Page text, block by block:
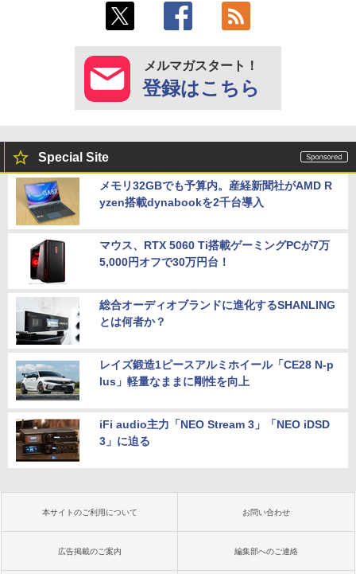
メルマガスタート！
登録はこちら
Special Site
メモリ32GBでも予算内。産経新聞社がAMD R
yzen搭載dynabookを2千台導入
マウス、RTX 5060 Ti搭載ゲーミングPCが7万
5,000円オフで30万円台！
総合オーディオブランドに進化するSHANLING
とは何者か？
レイズ鍛造1ピースアルミホイール「CE28 N-p
lus」軽量なままに剛性を向上
iFi audio主力「NEO Stream 3」「NEO iDSD
3」に迫る
本サイトのご利用について お問い合わせ
広告掲載のご案内 編集部へのご連絡